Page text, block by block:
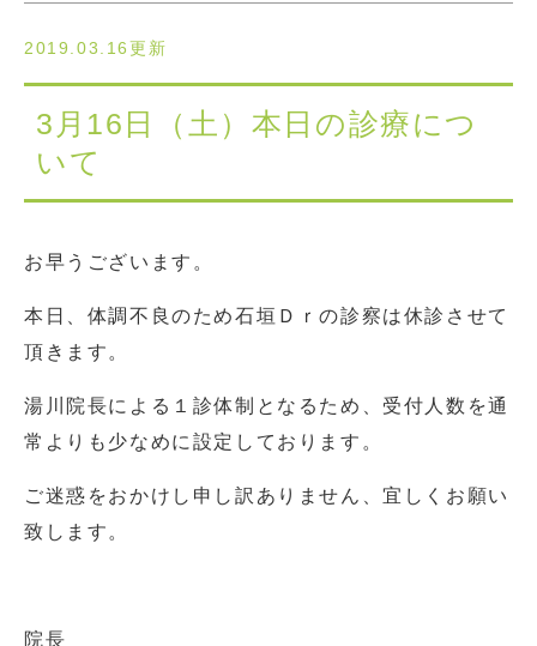
2019.03.16更新
3月16日（土）本日の診療につ
いて
お早うございます。
本日、体調不良のため石垣Ｄｒの診察は休診させて
頂きます。
湯川院長による１診体制となるため、受付人数を通
常よりも少なめに設定しております。
ご迷惑をおかけし申し訳ありません、宜しくお願い
致します。
院長